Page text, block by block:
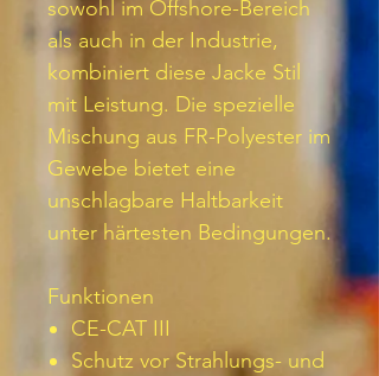
sowohl im Offshore-Bereich
als auch in der Industrie,
kombiniert diese Jacke Stil
mit Leistung. Die spezielle
Mischung aus FR-Polyester im
Gewebe bietet eine
unschlagbare Haltbarkeit
unter härtesten Bedingungen.
Funktionen
CE-CAT III
Schutz vor Strahlungs- und